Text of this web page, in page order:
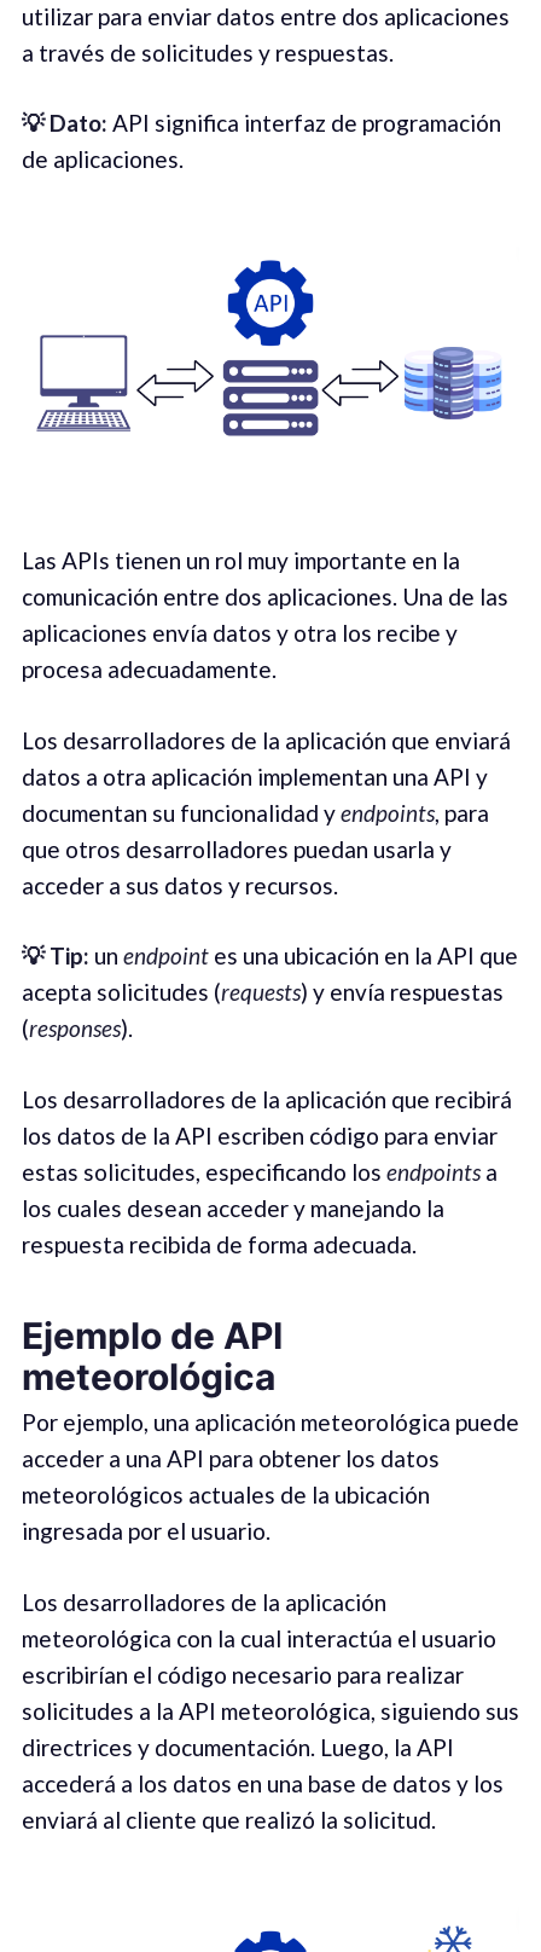
utilizar para enviar datos entre dos aplicaciones
a través de solicitudes y respuestas.
💡 Dato: API significa interfaz de programación
de aplicaciones.
Las APIs tienen un rol muy importante en la
comunicación entre dos aplicaciones. Una de las
aplicaciones envía datos y otra los recibe y
procesa adecuadamente.
Los desarrolladores de la aplicación que enviará
datos a otra aplicación implementan una API y
documentan su funcionalidad yendpoints, para
que otros desarrolladores puedan usarla y
acceder a sus datos y recursos.
💡 Tip: un endpointes una ubicación en la API que
acepta solicitudes (requests) y envía respuestas
(responses).
Los desarrolladores de la aplicación que recibirá
los datos de la API escriben código para enviar
estas solicitudes, especificando los endpointsa
los cuales desean acceder y manejando la
respuesta recibida de forma adecuada.
Ejemplo de API
meteorológica
Por ejemplo, una aplicación meteorológica puede
acceder a una API para obtener los datos
meteorológicos actuales de la ubicación
ingresada por el usuario.
Los desarrolladores de la aplicación
meteorológica con la cual interactúa el usuario
escribirían el código necesario para realizar
solicitudes a la API meteorológica, siguiendo sus
directrices y documentación. Luego, la API
accederá a los datos en una base de datos y los
enviará al cliente que realizó la solicitud.